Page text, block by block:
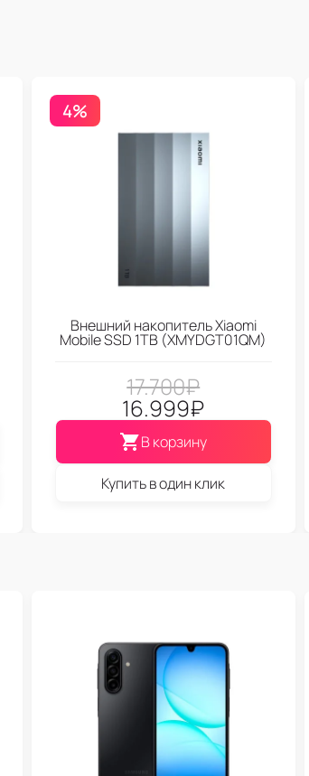
4%
Внешний накопитель Xiaomi
Mobile SSD 1TB (XMYDGT01QM)
17.700₽
16.999₽
В корзину
Купить в один клик